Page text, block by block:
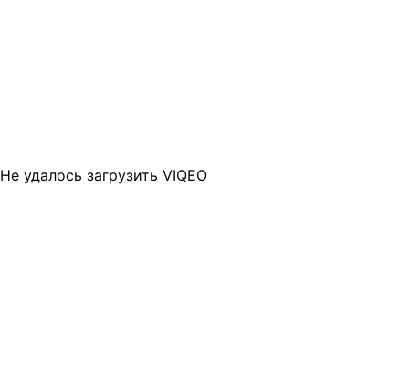
Не удалось загрузить VIQEO